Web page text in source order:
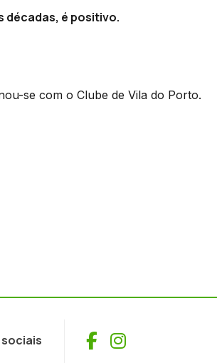
décadas, é positivo.
se com o Clube de Vila do Porto.
Facebook
Instagram